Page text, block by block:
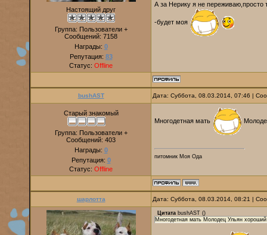
Настоящий друг
Группа: Пользователи +
Сообщений: 7158
Награды: 0
Репутация: 83
Статус: Offline
А за Нерику я не переживаю,просто
-будет моя
bushAST Дата: Суббота, 08.03.2014, 07:46 |
Старый знакомый
Группа: Пользователи +
Сообщений: 403
Награды: 0
Репутация: 0
Статус: Offline
Многодетная мать
питомник Моя Ода
шарлотта Дата: Суббота, 08.03.2014, 08:21 |
Цитата bushAST ()
Многодетная мать Молодец Ульян